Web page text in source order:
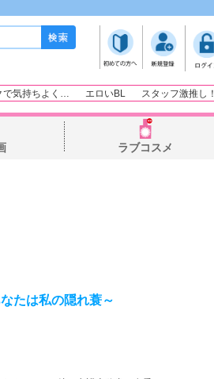
で気持ちよく… エロいBL スタッフ激推し！
ラブコスメ
たは私の隠れ蓑～